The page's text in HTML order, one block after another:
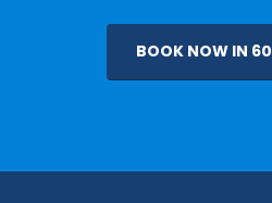
BOOK NOW IN